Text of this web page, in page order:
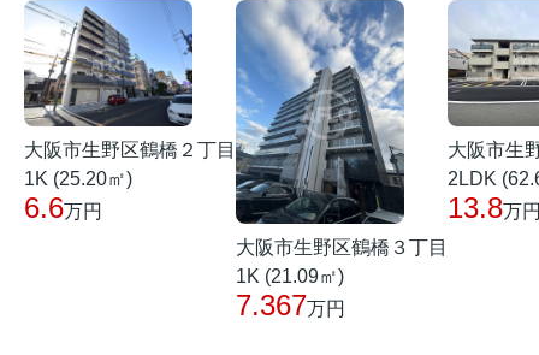
大阪市生野区鶴橋２丁目
1K (25.20㎡)
6.6万円
大阪市生野区鶴橋３丁目
1K (21.09㎡)
7.367万円
大阪市生
2LDK
13.8万